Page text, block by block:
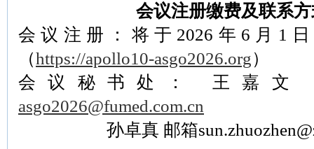
会议注册缴费及联系
会议注册：将于2026年6月1
（https://apollo10-asgo2026.org）
会议秘书处： 王嘉文
asgo2026@fumed.com.cn
孙卓真 邮箱sun.zhuozhen@zs-